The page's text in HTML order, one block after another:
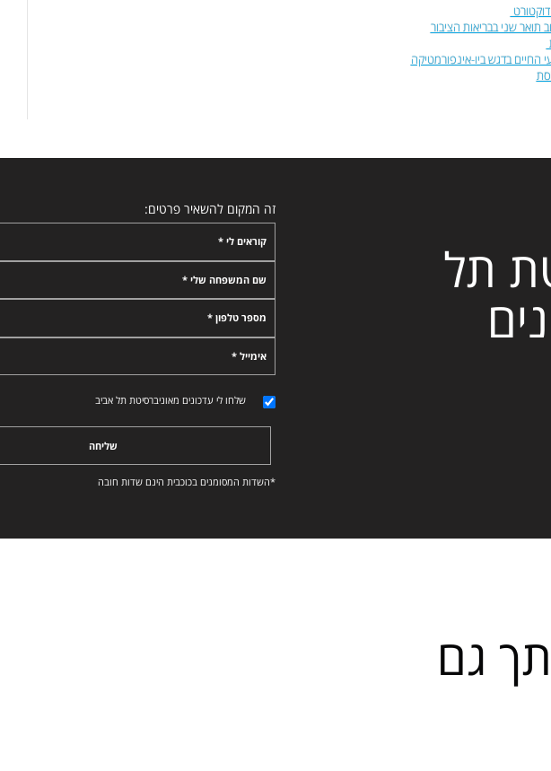
החיים בדגש ביו-אינפורמטיקה
תל
זה המקום להשאיר פרטים:
קוראים לי *
שם המשפחה שלי *
מספר טלפון *
אימייל *
שלחו לי עדכונים מאוניברסיטת תל אביב
שליחה
*השדות המסומנים בכוכבית הינם שדות חובה
גם